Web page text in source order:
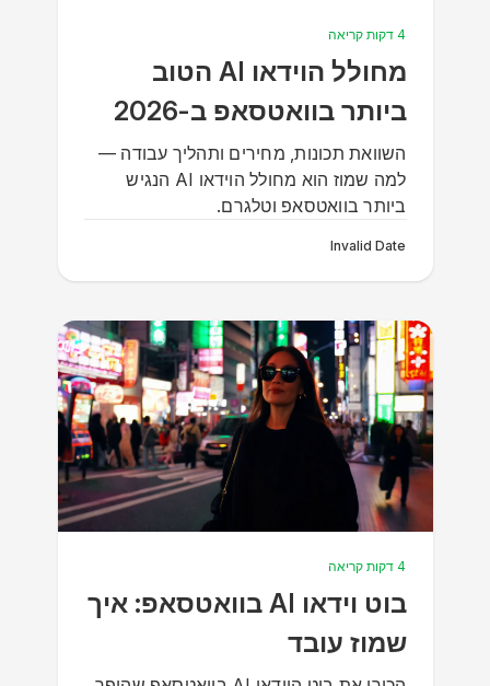
4 דקות קריאה
מחולל הוידאו AI הטוב
ביותר בוואטסאפ ב-2026
השוואת תכונות, מחירים ותהליך עבודה —
למה שמוז הוא מחולל הוידאו AI הנגיש
ביותר בוואטסאפ וטלגרם.
Invalid Date
4 דקות קריאה
בוט וידאו AI בוואטסאפ: איך
שמוז עובד